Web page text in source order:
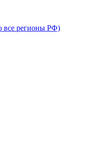
все регионы РФ)